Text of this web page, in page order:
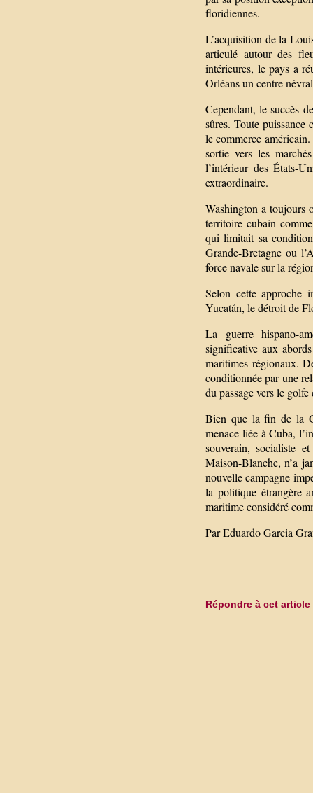
floridiennes.
L’acquisition de la
articulé autour des
intérieures, le pays a
Orléans un centre
Cependant, le succès
sûres. Toute puissance
le commerce
sortie vers les
l’intérieur des États-
extraordinaire.
Washington a toujours
territoire cubain
qui limitait sa
Grande-Bretagne ou
force navale sur la
Selon cette approche
Yucatán, le détroit de
La guerre hispano-
significative aux
maritimes régionaux.
conditionnée par une
du passage vers le
Bien que la fin de la
menace liée à Cuba,
souverain, socialiste
Maison-Blanche, n’a
nouvelle campagne
la politique étrangère
maritime considéré
Par Eduardo Garcia
Répondre à cet article